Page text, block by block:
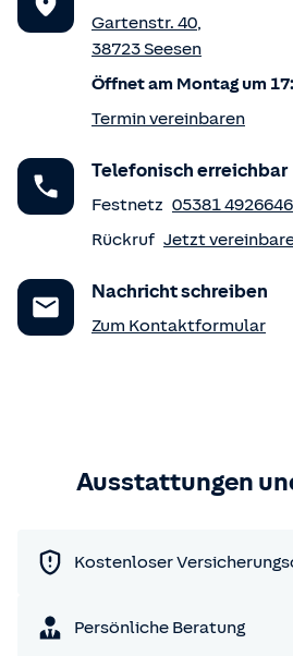
Gartenstr. 40,
38723Seesen
Öffnet am Montag um
Termin vereinbaren
Telefonisch erreichbar
Festnetz 05381 4926646
Rückruf Jetzt
Nachricht schreiben
Zum Kontaktformular
Ausstattungen
Kostenloser
Persönliche Beratung